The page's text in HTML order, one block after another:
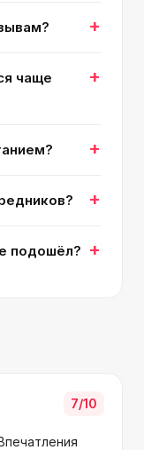
+
чаще
+
+
+
подошёл? +
7/10